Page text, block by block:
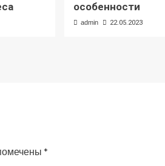
особенности
admin 22.05.2023
*